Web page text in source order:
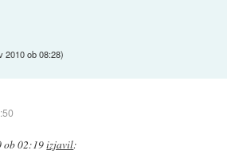
2010 ob 08:28)
ob 02:19izjavil: